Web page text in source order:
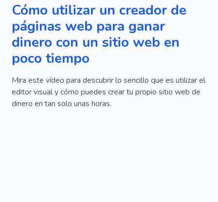
Firme
Seguridad
Defensa
Ley De Daño Físico
Ley
Gente
Jurisconsulto
Clima
Desastre Natural
Caridad
Planificación
Cómo utilizar un creador de
páginas web para ganar
dinero con un sitio web en
poco tiempo
Mira este vídeo para descubrir lo sencillo que es utilizar el
editor visual y cómo puedes crear tu propio sitio web de
dinero en tan solo unas horas.